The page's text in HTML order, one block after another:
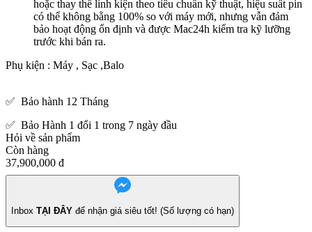
hoặc thay thế linh kiện theo tiêu chuẩn kỹ thuật, hiệu suất pin
có thể không bằng 100% so với máy mới, nhưng vẫn đảm
bảo hoạt động ổn định và được Mac24h kiểm tra kỹ lưỡng
trước khi bán ra.
Phụ kiện : Máy , Sạc ,Balo
✅ Bảo hành 12 Tháng
✅ Bảo Hành 1 đổi 1 trong 7 ngày đầu
Hỏi về sản phẩm
Còn hàng
37,900,000 đ
Inbox TẠI ĐÂY để nhận giá siêu tốt! (Số lượng có hạn)